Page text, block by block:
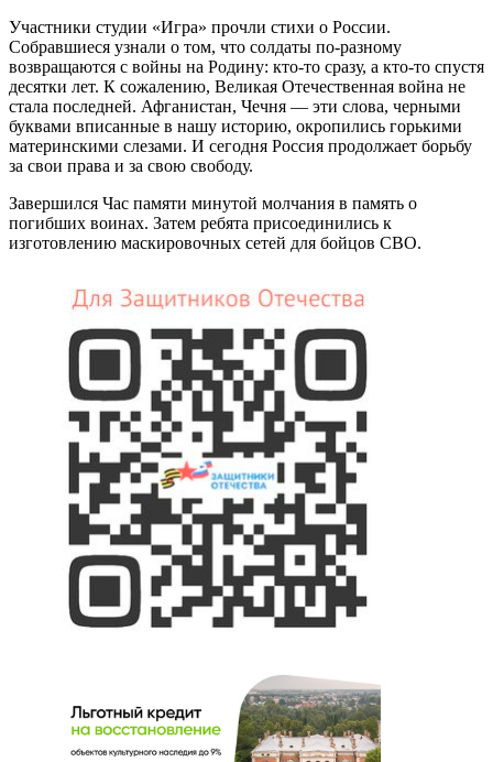
Участники студии «Игра» прочли стихи о России.
Собравшиеся узнали о том, что солдаты по-разному
возвращаются с войны на Родину: кто-то сразу, а кто-то спустя
десятки лет. К сожалению, Великая Отечественная война не
стала последней. Афганистан, Чечня — эти слова, черными
буквами вписанные в нашу историю, окропились горькими
материнскими слезами. И сегодня Россия продолжает борьбу
за свои права и за свою свободу.
Завершился Час памяти минутой молчания в память о
погибших воинах. Затем ребята присоединились к
изготовлению маскировочных сетей для бойцов СВО.